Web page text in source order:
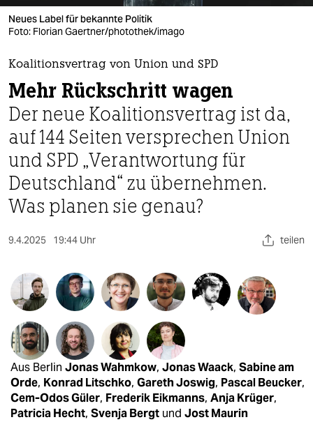
nord
wahrheit
verlag
verlag
veranstaltungen
shop
fragen & hilfe
unterstützen
genossenschaft
epaper login
Neues Label für bekannte Politik
Foto: Florian Gaertner/photothek/imago
Koalitionsvertrag von Union und SPD
Mehr Rückschritt wagen
Der neue Koalitionsvertrag ist da,
auf 144 Seiten versprechen Union
und SPD „Verantwortung für
Deutschland“ zu übernehmen.
Was planen sie genau?
9.4.2025 19:44 Uhr teilen
Aus Berlin Jonas Wahmkow, Jonas Waack, Sabine am
Orde, Konrad Litschko, Gareth Joswig, Pascal Beucker,
Cem-Odos Güler, Frederik Eikmanns, Anja Krüger,
Patricia Hecht, Svenja Bergt und Jost Maurin